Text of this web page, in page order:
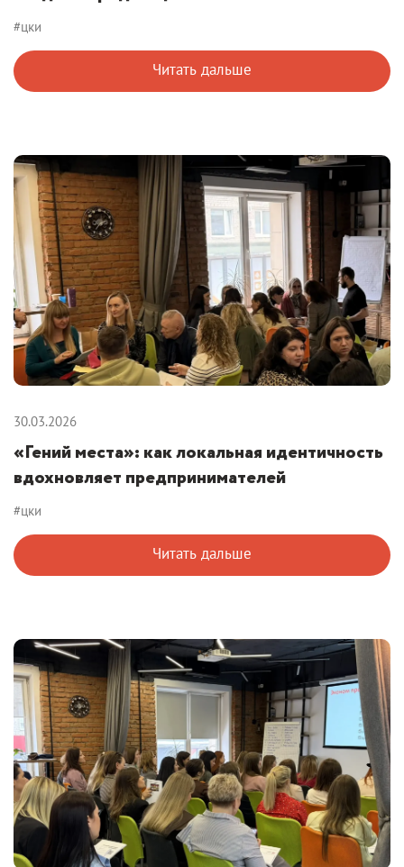
#цки
Читать дальше
30.03.2026
«Гений места»: как локальная идентичность
вдохновляет предпринимателей
#цки
Читать дальше